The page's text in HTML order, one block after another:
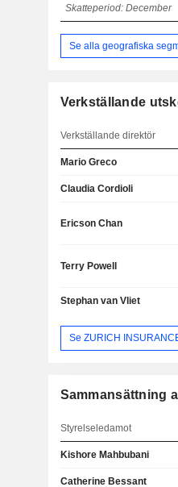
Skatteperiod: December
Se alla geografiska
Verkställande
Verkställande direktör
Mario Greco
Claudia Cordioli
Ericson Chan
Terry Powell
Stephan van Vliet
Se ZURICH
Sammansättning
Styrelseledamot
Kishore Mahbubani
Catherine Bessant